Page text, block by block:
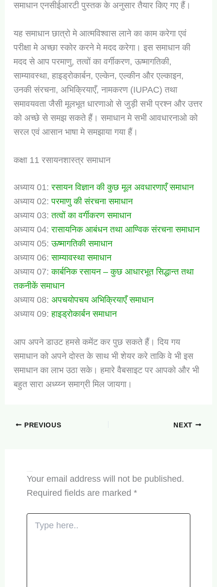
समाधान एनसीईआरटी पुस्तक के अनुसार तैयार किए गए हैं।
यह समाधान छात्रो मे आत्मविश्वास लाने का काम करेगा एवं
परीक्षा मे अच्छा स्कोर करने मे मदद करेगा। इस समाधान की
मदद से आप परमाणु, तत्वों का वर्गीकरण, ऊष्मागतिकी,
साम्यावस्था, हाइड्रोकार्बन, एल्केन, एल्कीन और एल्काइन,
उनकी संरचना, अभिक्रियाएँ, नामकरण (IUPAC) तथा
समावयवता जैसी मूलभूत धारणाओ से जुड़ी सभी प्रश्न और उत्तर
को अच्छे से समझ सकते हैं। समाधान मे सभी आवधारनाओ को
सरल एवं आसान भाषा मे समझाया गया हैं।
कक्षा 11 रसायनशास्त्र समाधान
अध्याय 01:रसायन विज्ञान की कुछ मूल अवधारणाएँ समाधान
अध्याय 02:परमाणु की संरचना समाधान
अध्याय 03:तत्वों का वर्गीकरण समाधान
अध्याय 04:रासायनिक आबंधन तथा आण्विक संरचना समाधान
अध्याय 05:ऊष्मागतिकी समाधान
अध्याय 06:साम्यावस्था समाधान
अध्याय 07:कार्बनिक रसायन – कुछ आधारभूत सिद्धान्त तथा
तकनीकें समाधान
अध्याय 08: अपचयोपचय अभिक्रियाएँ समाधान
अध्याय 09:हाइड्रोकार्बन समाधान
आप अपने डाउट हमसे कमेंट कर पुछ सकते हैं। दिय गय
समाधान को अपने दोस्त के साथ भी शेयर करे ताकि वे भी इस
समाधान का लाभ उठा सके। हमारे वैबसाइट पर आपको और भी
बहुत सारा अध्य्य्न समाग्री मिल जायगा।
PREVIOUS NEXT
Your email address will not be published.
Required fields are marked *
Type
here..